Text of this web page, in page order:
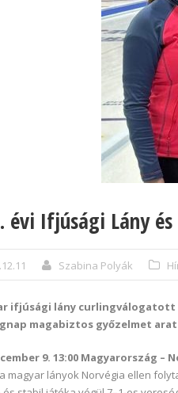
évi Ifjúsági Lány
Szabina Polyák
ifjúsági lány
magabiztos győzelmet
9. 13:00 Magyarország –
magyar lányok Norvégia ellen